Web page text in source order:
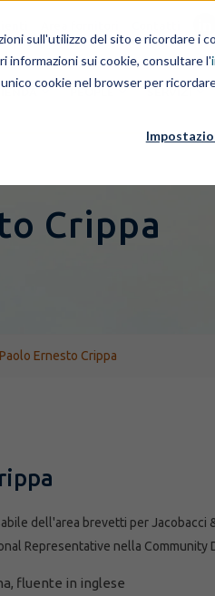
sull'utilizzo del sito e ricordare i
informazioni sui cookie, consultare l'
cookie nel browser per
PEOPLE SERVIZI
Crippa
Paolo Ernesto Crippa
dell'area brevetti per Jacobacci
Representative nella Community
fluente in inglese